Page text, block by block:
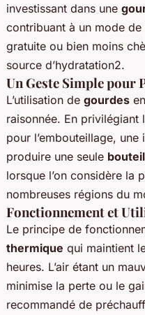
investissant dans une
contribuant à un mode de
gratuite ou bien moins
source d’hydratation2.
Un Geste Simple pour
L’utilisation de gourdes
raisonnée. En privilégiant
pour l’embouteillage,
produire une seule
lorsque l’on considère la
nombreuses régions du
Fonctionnement et
Le principe de
thermique qui maintient
heures. L’air étant un
minimise la perte ou le
recommandé de